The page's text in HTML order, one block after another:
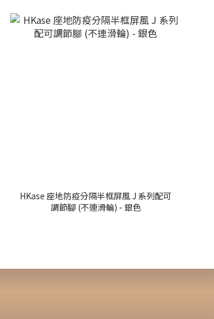
HKase 座地防疫分隔半框屏風 J 系列配可
調節腳 (不連滑輪) - 銀色